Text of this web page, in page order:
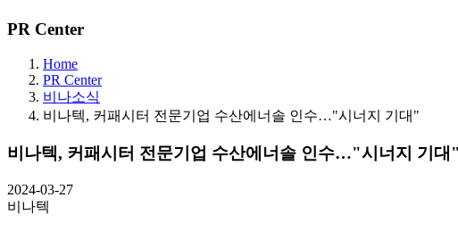
PR Center
Home
PR Center
비나소식
비나텍, 커패시터 전문기업 수산에너솔 인수…"시너지 기대"
비나텍, 커패시터 전문기업 수산에너솔 인수…"시너지 기대"
2024-03-27
비나텍